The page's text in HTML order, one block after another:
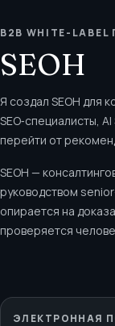
B2B WHITE-
SEOH
Я создал SEOH для
SEO‑специалисты,
перейти от
SEOH —
руководством
опирается на
проверяется
ЭЛЕКТРОННАЯ